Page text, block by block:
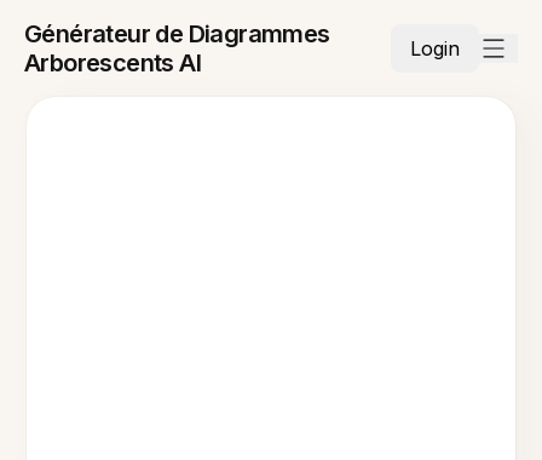
Générateur de Diagrammes
Arborescents AI
Login